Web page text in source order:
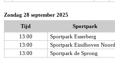
Zondag 28 september 2025
Tijd
Sportpark
13:00
Sportpark Esserberg
13:00
Sportpark Eindhoven Noord
13:00
Sportpark de Sprong